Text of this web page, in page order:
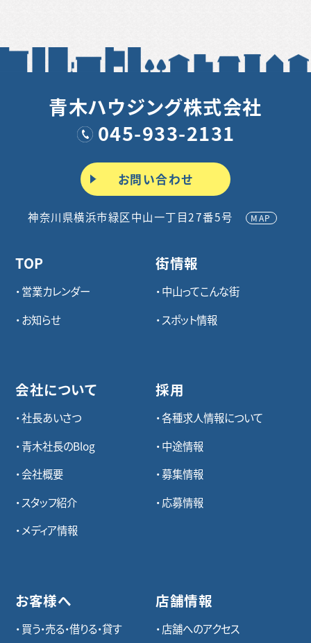
青木ハウジング株式会社
045-933-2131
お問い合わせ
神奈川県横浜市緑区中山一丁目27番5号 MAP
TOP
営業カレンダー
お知らせ
会社について
社長あいさつ
青木社長のBlog
会社概要
スタッフ紹介
メディア情報
お客様へ
買う・売る・借りる・貸す
街情報
中山ってこんな街
スポット情報
採用
各種求⼈情報について
中途情報
募集情報
応募情報
店舗情報
店舗へのアクセス